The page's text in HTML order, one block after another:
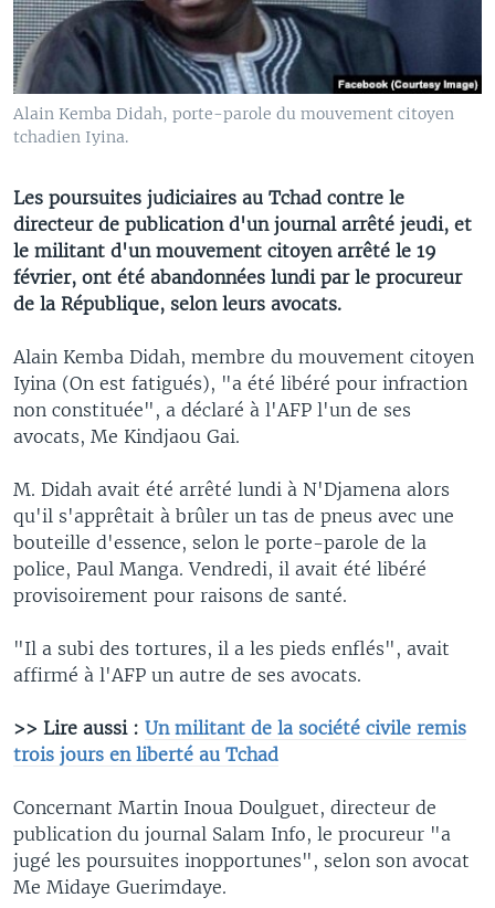
Alain Kemba Didah, porte-parole du mouvement citoyen
tchadien Iyina.
Les poursuites judiciaires au Tchad contre le
directeur de publication d'un journal arrêté jeudi, et
le militant d'un mouvement citoyen arrêté le 19
février, ont été abandonnées lundi par le procureur
de la République, selon leurs avocats.
Alain Kemba Didah, membre du mouvement citoyen
Iyina (On est fatigués), "a été libéré pour infraction
non constituée", a déclaré à l'AFP l'un de ses
avocats, Me Kindjaou Gai.
M. Didah avait été arrêté lundi à N'Djamena alors
qu'il s'apprêtait à brûler un tas de pneus avec une
bouteille d'essence, selon le porte-parole de la
police, Paul Manga. Vendredi, il avait été libéré
provisoirement pour raisons de santé.
"Il a subi des tortures, il a les pieds enflés", avait
affirmé à l'AFP un autre de ses avocats.
>> Lire aussi : Un militant de la société civile remis
trois jours en liberté au Tchad
Concernant Martin Inoua Doulguet, directeur de
publication du journal Salam Info, le procureur "a
jugé les poursuites inopportunes", selon son avocat
Me Midaye Guerimdaye.